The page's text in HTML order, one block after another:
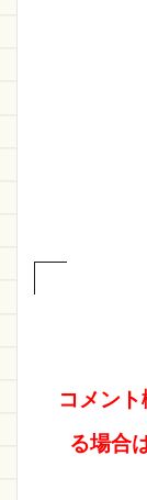
コメン
る場合